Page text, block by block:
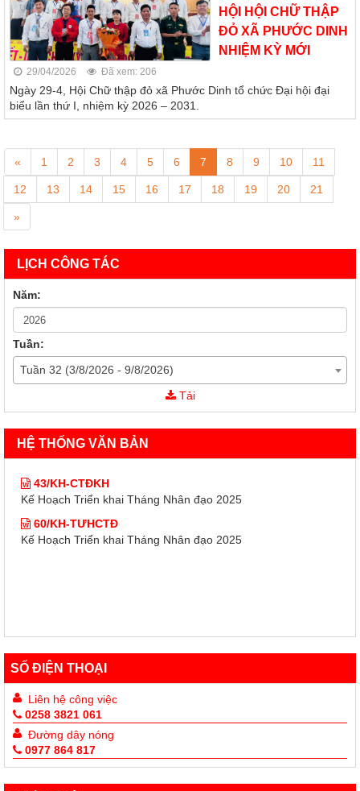
HỘI HỘI CHỮ THẬP
ĐỎ XÃ PHƯỚC DINH
NHIỆM KỲ MỚI
29/04/2026 Đã xem: 206
Ngày 29-4, Hội Chữ thập đỏ xã Phước Dinh tổ chức Đại hội đại
biểu lần thứ I, nhiệm kỳ 2026 – 2031.
« 1 2 3 4 5 6 7 8 9 10 11
12 13 14 15 16 17 18 19 20 21
»
LỊCH CÔNG TÁC
Năm:
Tuần:
Tuần 32 (3/8/2026 - 9/8/2026)
Tải
HỆ THỐNG VĂN BẢN
43/KH-CTĐKH
60/KH-TƯHCTĐ
Kế Hoạch Triển khai Tháng Nhân đạo 2025
43/KH-CTĐKH
Kế Hoạch Triển khai Tháng Nhân đạo 2025
60/KH-TƯHCTĐ
Kế Hoạch Triển khai Tháng Nhân đạo 2025
SỐ ĐIỆN THOẠI
Liên hệ công việc
0258 3821 061
Đường dây nóng
0977 864 817